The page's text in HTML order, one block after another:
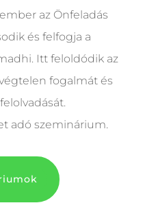
az Önfeladás
és felfogja a
Itt feloldódik az
fogalmát és
adó szeminárium.